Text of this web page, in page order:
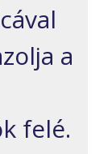
a
felé.